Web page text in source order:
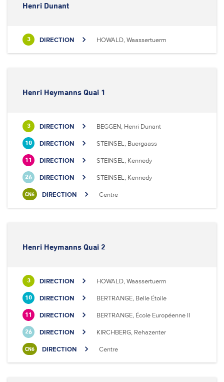
Henri Dunant
3 DIRECTION HOWALD, Waassertuerm
Henri Heymanns Quai 1
3 DIRECTION BEGGEN, Henri Dunant
10 DIRECTION STEINSEL, Buergaass
11 DIRECTION STEINSEL, Kennedy
26 DIRECTION STEINSEL, Kennedy
CN6 DIRECTION Centre
Henri Heymanns Quai 2
3 DIRECTION HOWALD, Waassertuerm
10 DIRECTION BERTRANGE, Belle Étoile
11 DIRECTION BERTRANGE, École Européenne II
26 DIRECTION KIRCHBERG, Rehazenter
CN6 DIRECTION Centre